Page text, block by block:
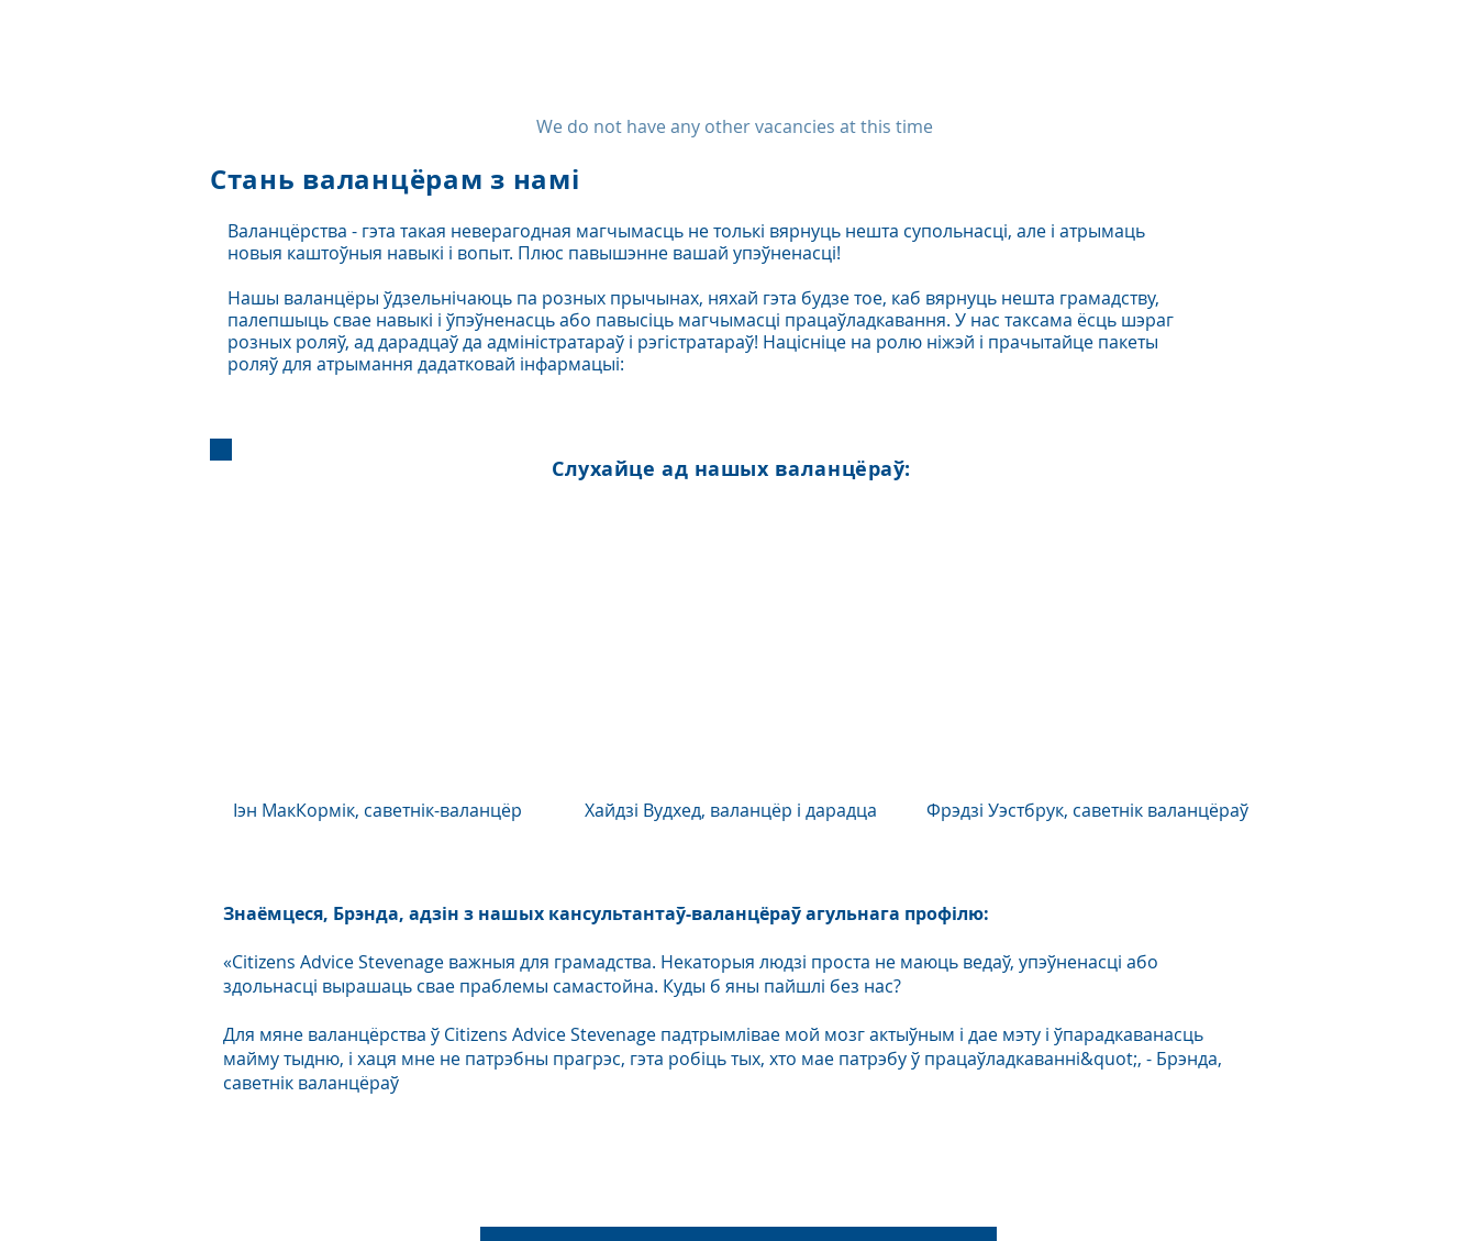
We do not have any other vacancies at this time
Стань валанцёрам з намі
Валанцёрства - гэта такая неверагодная магчымасць не толькі вярнуць нешта супольнасці, але і атрымаць
новыя каштоўныя навыкі і вопыт. Плюс павышэнне вашай упэўненасці!
Нашы валанцёры ўдзельнічаюць па розных прычынах, няхай гэта будзе тое, каб вярнуць нешта грамадству,
палепшыць свае навыкі і ўпэўненасць або павысіць магчымасці працаўладкавання. У нас таксама ёсць шэраг
розных роляў, ад дарадцаў да адміністратараў і рэгістратараў! Націсніце на ролю ніжэй і прачытайце пакеты
роляў для атрымання дадатковай інфармацыі:
Слухайце ад нашых валанцёраў:
Іэн МакКормік, саветнік-валанцёр Фрэдзі Уэстбрук, саветнік валанцёраў
Хайдзі Вудхед, валанцёр і дарадца
Знаёмцеся, Брэнда, адзін з нашых кансультантаў-валанцёраў агульнага профілю:
«Citizens Advice Stevenage важныя для грамадства. Некаторыя людзі проста не маюць ведаў, упэўненасці або
здольнасці вырашаць свае праблемы самастойна. Куды б яны пайшлі без нас?
Для мяне валанцёрства ў Citizens Advice Stevenage падтрымлівае мой мозг актыўным і дае мэту і ўпарадкаванасць
майму тыдню, і хаця мне не патрэбны прагрэс, гэта робіць тых, хто мае патрэбу ў працаўладкаванні&quot;, - Брэнда,
саветнік валанцёраў